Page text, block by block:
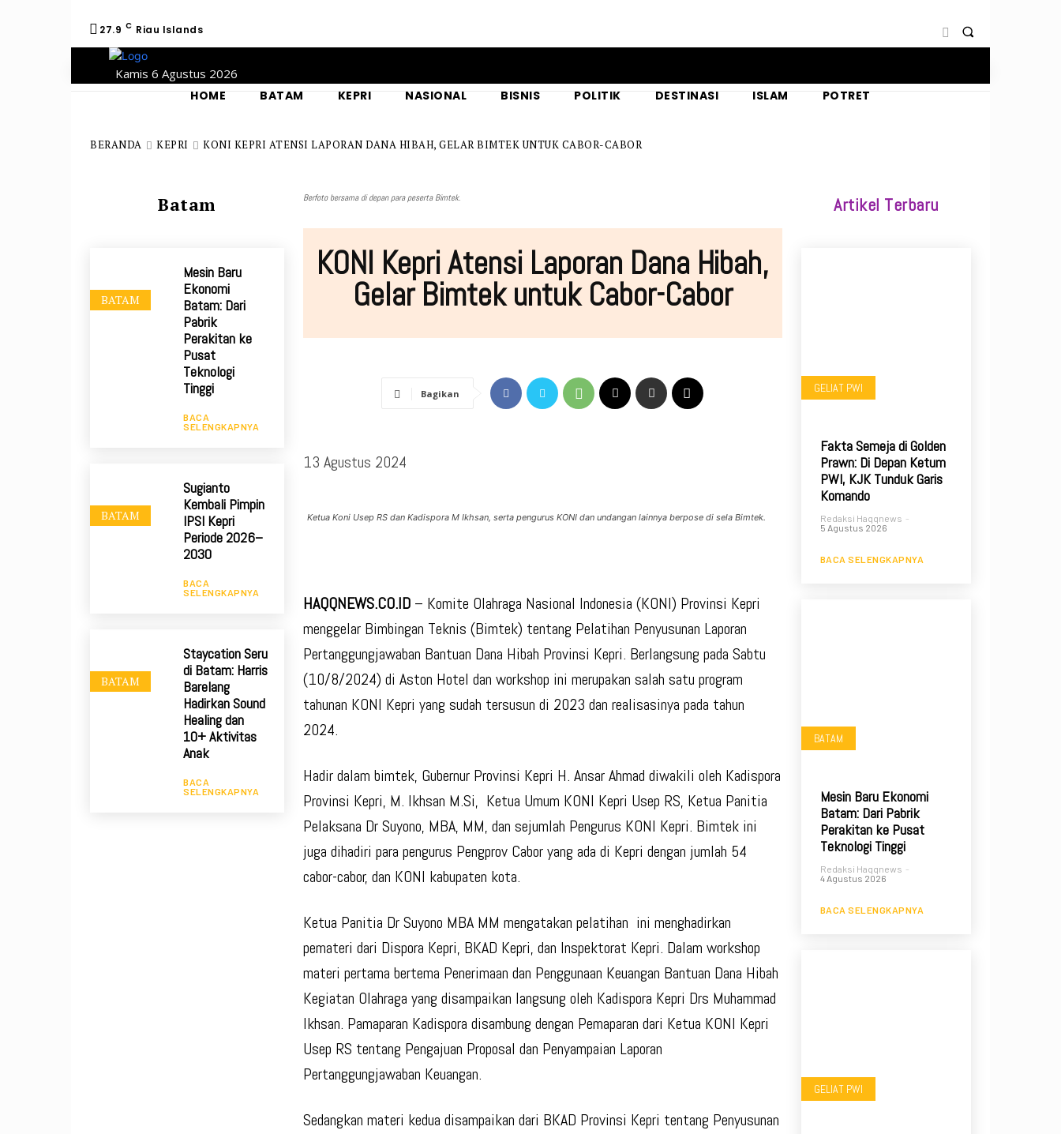
27.9 C Riau Islands
Kamis 6 Agustus 2026
HOME
BATAM KEPRI NASIONAL BISNIS POLITIK DESTINASI ISLAM POTRET
BERANDA KEPRI KONI KEPRI ATENSI LAPORAN DANA HIBAH, GELAR BIMTEK UNTUK CABOR-CABOR
Batam
BATAM
Mesin Baru
Ekonomi
Batam: Dari
Pabrik
Perakitan ke
Pusat
Teknologi
Tinggi
BACA
SELENGKAPNYA
BATAM
Sugianto
Kembali Pimpin
IPSI Kepri
Periode 2026–
2030
BACA
SELENGKAPNYA
BATAM
Staycation Seru
di Batam: Harris
Barelang
Hadirkan Sound
Healing dan
10+ Aktivitas
Anak
BACA
SELENGKAPNYA
Berfoto bersama di depan para peserta Bimtek.
KONI Kepri Atensi Laporan Dana Hibah,
Gelar Bimtek untuk Cabor-Cabor
Bagikan
13 Agustus 2024
Ketua Koni Usep RS dan Kadispora M Ikhsan, serta pengurus KONI dan undangan lainnya berpose di sela Bimtek.
HAQQNEWS.CO.ID – Komite Olahraga Nasional Indonesia (KONI) Provinsi Kepri
menggelar Bimbingan Teknis (Bimtek) tentang Pelatihan Penyusunan Laporan
Pertanggungjawaban Bantuan Dana Hibah Provinsi Kepri. Berlangsung pada Sabtu
(10/8/2024) di Aston Hotel dan workshop ini merupakan salah satu program
tahunan KONI Kepri yang sudah tersusun di 2023 dan realisasinya pada tahun
2024.
Hadir dalam bimtek, Gubernur Provinsi Kepri H. Ansar Ahmad diwakili oleh Kadispora
Provinsi Kepri, M. Ikhsan M.Si, Ketua Umum KONI Kepri Usep RS, Ketua Panitia
Pelaksana Dr Suyono, MBA, MM, dan sejumlah Pengurus KONI Kepri. Bimtek ini
juga dihadiri para pengurus Pengprov Cabor yang ada di Kepri dengan jumlah 54
cabor-cabor, dan KONI kabupaten kota.
Ketua Panitia Dr Suyono MBA MM mengatakan pelatihan ini menghadirkan
pemateri dari Dispora Kepri, BKAD Kepri, dan Inspektorat Kepri. Dalam workshop
materi pertama bertema Penerimaan dan Penggunaan Keuangan Bantuan Dana Hibah
Kegiatan Olahraga yang disampaikan langsung oleh Kadispora Kepri Drs Muhammad
Ikhsan. Pamaparan Kadispora disambung dengan Pemaparan dari Ketua KONI Kepri
Usep RS tentang Pengajuan Proposal dan Penyampaian Laporan
Pertanggungjawaban Keuangan.
Sedangkan materi kedua disampaikan dari BKAD Provinsi Kepri tentang Penyusunan
Artikel Terbaru
GELIAT PWI
Fakta Semeja di Golden
Prawn: Di Depan Ketum
PWI, KJK Tunduk Garis
Komando
Redaksi Haqqnews -
5 Agustus 2026
BACA SELENGKAPNYA
BATAM
Mesin Baru Ekonomi
Batam: Dari Pabrik
Perakitan ke Pusat
Teknologi Tinggi
Redaksi Haqqnews -
4 Agustus 2026
BACA SELENGKAPNYA
GELIAT PWI